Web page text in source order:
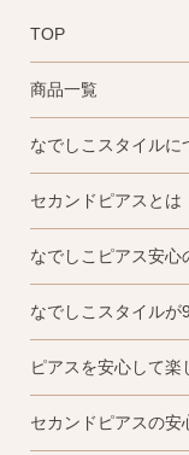
TOP
商品一覧
なでしこスタイルに
セカンドピアスとは
なでしこピアス安心
なでしこスタイルが
ピアスを安心して楽
セカンドピアスの安